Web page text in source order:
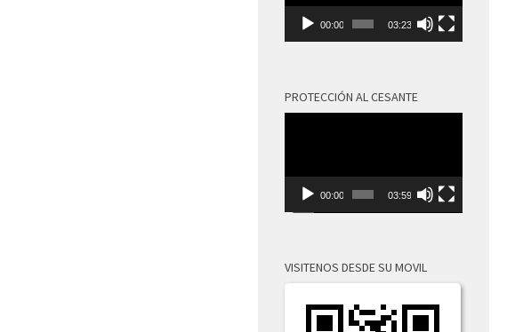
00:00 03:23
PROTECCIÓN AL CESANTE
00:00 03:59
VISITENOS DESDE SU MOVIL